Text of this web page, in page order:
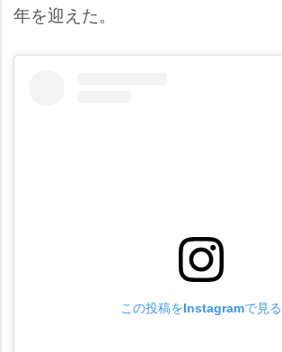
年を迎えた。
この投稿をInstagramで見る